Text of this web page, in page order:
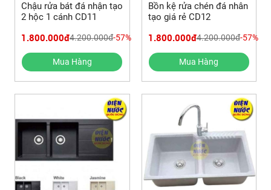
Chậu rửa bát đá nhận tạo
2 hộc 1 cánh CD11
1.800.000đ4.200.000đ-57%
Mua Hàng
Bồn kệ rửa chén đá nhân
tạo giá rẻ CD12
1.800.000đ4.200.000đ-57%
Mua Hàng